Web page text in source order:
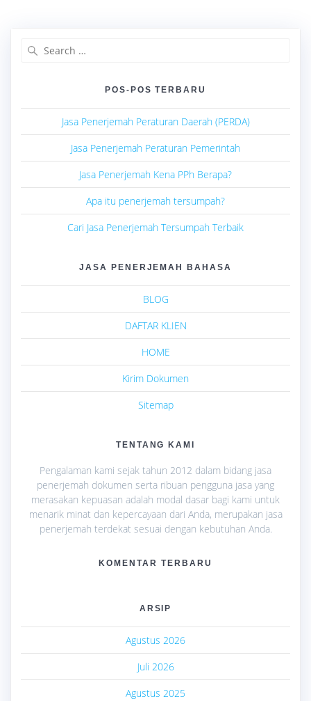
POS-POS TERBARU
Jasa Penerjemah Peraturan Daerah (PERDA)
Jasa Penerjemah Peraturan Pemerintah
Jasa Penerjemah Kena PPh Berapa?
Apa itu penerjemah tersumpah?
Cari Jasa Penerjemah Tersumpah Terbaik
JASA PENERJEMAH BAHASA
BLOG
DAFTAR KLIEN
HOME
Kirim Dokumen
Sitemap
TENTANG KAMI
Pengalaman kami sejak tahun 2012 dalam bidang jasa
penerjemah dokumen serta ribuan pengguna jasa yang
merasakan kepuasan adalah modal dasar bagi kami untuk
menarik minat dan kepercayaan dari Anda, merupakan jasa
penerjemah terdekat sesuai dengan kebutuhan Anda.
KOMENTAR TERBARU
ARSIP
Agustus 2026
Juli 2026
Agustus 2025